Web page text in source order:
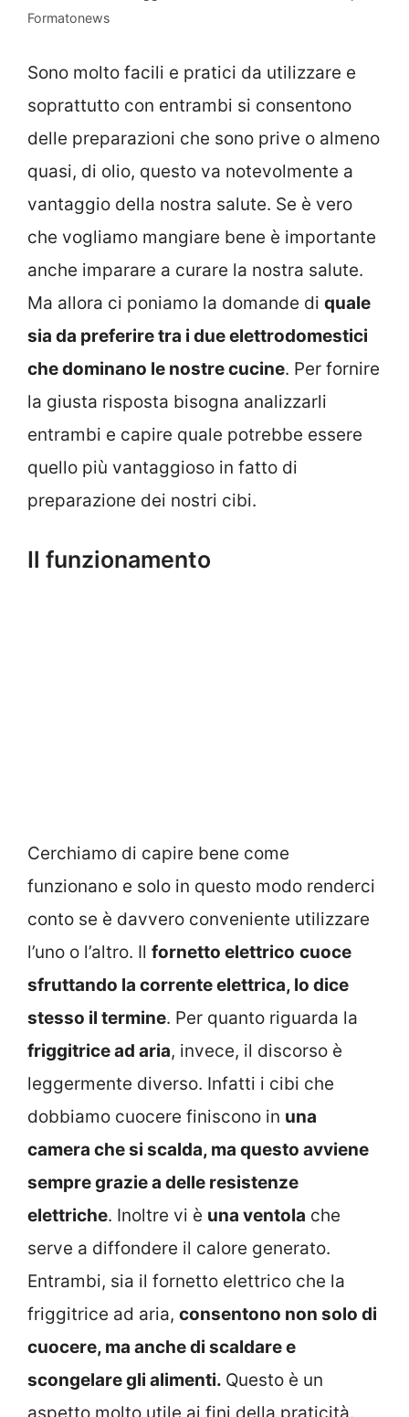
Formatonews
Sono molto facili e pratici da utilizzare e
soprattutto con entrambi si consentono
delle preparazioni che sono prive o almeno
quasi, di olio, questo va notevolmente a
vantaggio della nostra salute. Se è vero
che vogliamo mangiare bene è importante
anche imparare a curare la nostra salute.
Ma allora ci poniamo la domande di quale
sia da preferire tra i due elettrodomestici
che dominano le nostre cucine. Per fornire
la giusta risposta bisogna analizzarli
entrambi e capire quale potrebbe essere
quello più vantaggioso in fatto di
preparazione dei nostri cibi.
Il funzionamento
Cerchiamo di capire bene come
funzionano e solo in questo modo renderci
conto se è davvero conveniente utilizzare
l’uno o l’altro. Il fornetto elettrico cuoce
sfruttando la corrente elettrica, lo dice
stesso il termine. Per quanto riguarda la
friggitrice ad aria, invece, il discorso è
leggermente diverso. Infatti i cibi che
dobbiamo cuocere finiscono in una
camera che si scalda, ma questo avviene
sempre grazie a delle resistenze
elettriche. Inoltre vi è una ventola che
serve a diffondere il calore generato.
Entrambi, sia il fornetto elettrico che la
friggitrice ad aria, consentono non solo di
cuocere, ma anche di scaldare e
scongelare gli alimenti. Questo è un